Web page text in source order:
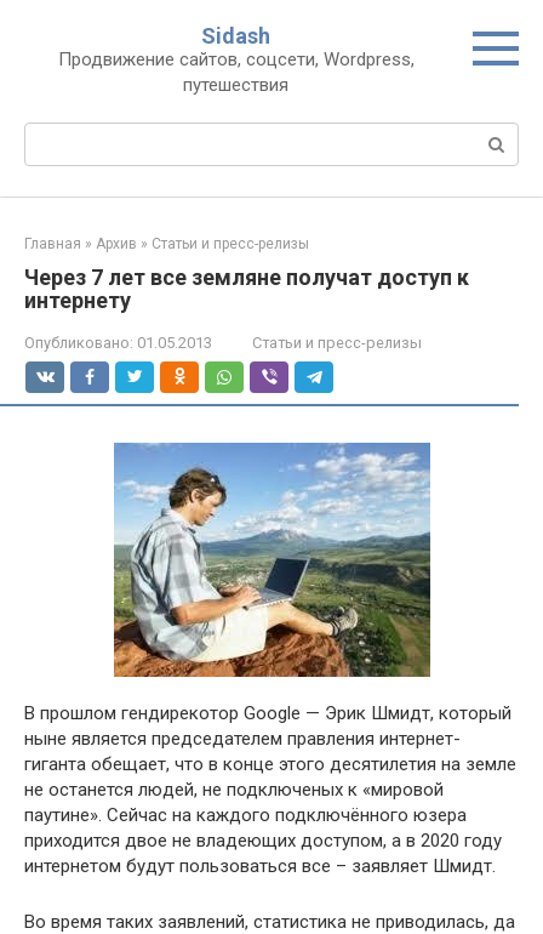
контенту
Sidash
Продвижение сайтов, соцсети, Wordpress,
путешествия
Главная » Архив » Статьи и пресс-релизы
Через 7 лет все земляне получат доступ к
интернету
Опубликовано: 01.05.2013 Статьи и пресс-релизы
В прошлом гендирекотор Google — Эрик Шмидт, который
ныне является председателем правления интернет-
гиганта обещает, что в конце этого десятилетия на земле
не останется людей, не подключеных к «мировой
паутине». Сейчас на каждого подключённого юзера
приходится двое не владеющих доступом, а в 2020 году
интернетом будут пользоваться все – заявляет Шмидт.
Во время таких заявлений, статистика не приводилась, да